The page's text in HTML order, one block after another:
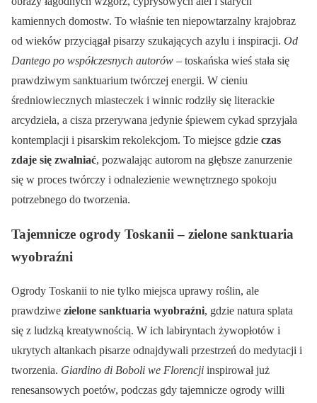
kamiennych domostw. To właśnie ten niepowtarzalny krajobraz
od wieków przyciągał pisarzy szukających azylu i inspiracji. Od
Dantego po współczesnych autorów – toskańska wieś stała się
prawdziwym sanktuarium twórczej energii. W cieniu
średniowiecznych miasteczek i winnic rodziły się literackie
arcydzieła, a cisza przerywana jedynie śpiewem cykad sprzyjała
kontemplacji i pisarskim rekolekcjom. To miejsce gdzie czas
zdaje się zwalniać, pozwalając autorom na głębsze zanurzenie
się w proces twórczy i odnalezienie wewnętrznego spokoju
potrzebnego do tworzenia.
Tajemnicze ogrody Toskanii – zielone sanktuaria
wyobraźni
Ogrody Toskanii to nie tylko miejsca uprawy roślin, ale
prawdziwe zielone sanktuaria wyobraźni, gdzie natura splata
się z ludzką kreatywnością. W ich labiryntach żywopłotów i
ukrytych altankach pisarze odnajdywali przestrzeń do medytacji i
tworzenia. Giardino di Boboli we Florencji inspirował już
renesansowych poetów, podczas gdy tajemnicze ogrody willi